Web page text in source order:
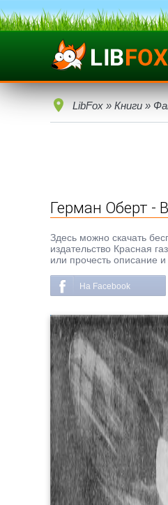
LibFox » Книги »
Герман Оберт -
Здесь можно скачать
издательство Красная
или прочесть описание
На Facebook